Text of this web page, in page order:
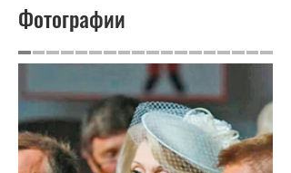
Фотографии